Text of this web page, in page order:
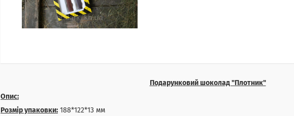
Подарунковий шоколад "Плотник"
Опис:
Розмір упаковки: 188*122*13 мм